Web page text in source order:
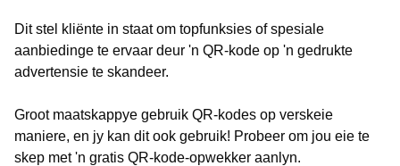
Dit stel kliënte in staat om topfunksies of spesiale
aanbiedinge te ervaar deur 'n QR-kode op 'n gedrukte
advertensie te skandeer.
Groot maatskappye gebruik QR-kodes op verskeie
maniere, en jy kan dit ook gebruik! Probeer om jou eie te
skep met 'n gratis QR-kode-opwekker aanlyn.